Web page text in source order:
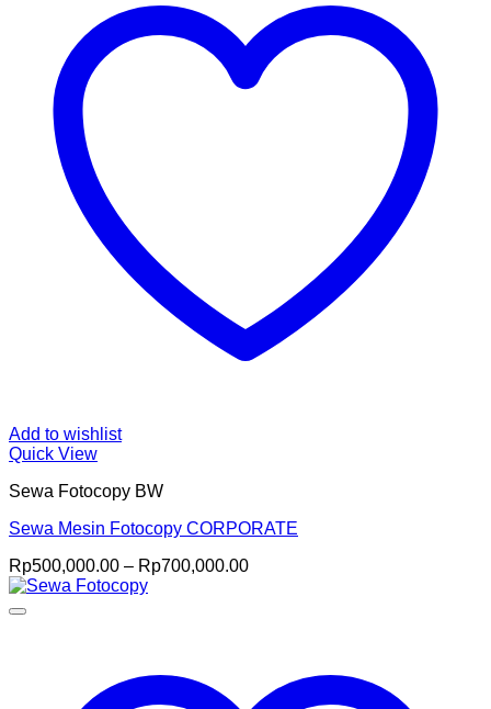
Add to wishlist
Quick View
Sewa Fotocopy BW
Sewa Mesin Fotocopy CORPORATE
Rp500,000.00 – Rp700,000.00Price